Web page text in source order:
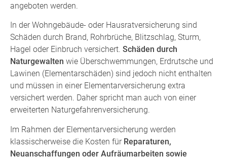
angeboten werden.
In der Wohngebäude- oder Hausratversicherung sind
Schäden durch Brand, Rohrbrüche, Blitzschlag, Sturm,
Hagel oder Einbruch versichert. Schäden durch
Naturgewalten wie Überschwemmungen, Erdrutsche und
Lawinen (Elementarschäden) sind jedoch nicht enthalten
und müssen in einer Elementarversicherung extra
versichert werden. Daher spricht man auch von einer
erweiterten Naturgefahrenversicherung.
Im Rahmen der Elementarversicherung werden
klassischerweise die Kosten für Reparaturen,
Neuanschaffungen oder Aufräumarbeiten sowie